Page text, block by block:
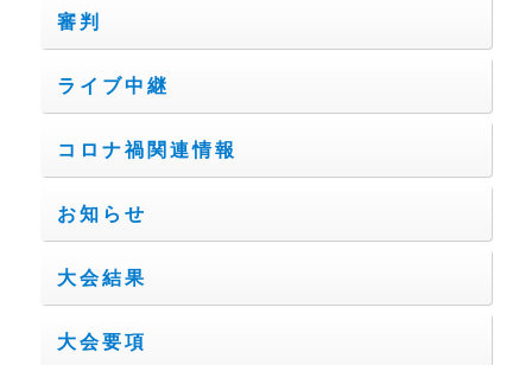
審判
ライブ中継
コロナ禍関連情報
お知らせ
大会結果
大会要項